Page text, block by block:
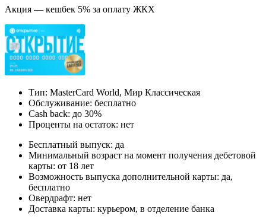
Акция — кешбек 5% за оплату ЖКХ
Тип: MasterСard World, Мир Классическая
Обслуживание: бесплатно
Cash back: до 30%
Проценты на остаток: нет
Бесплатный выпуск: да
Минимальный возраст на момент получения дебетовой
карты: от 18 лет
Возможность выпуска дополнительной карты: да,
бесплатно
Овердрафт: нет
Доставка карты: курьером, в отделение банка